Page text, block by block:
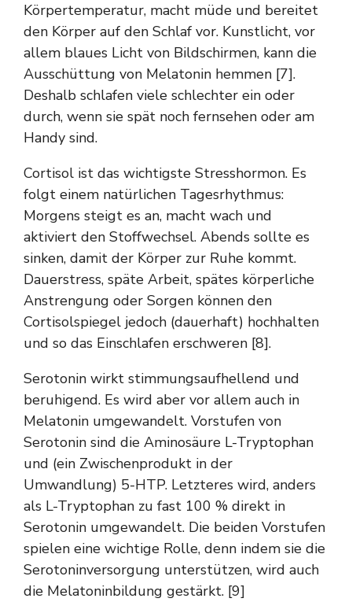
Körpertemperatur, macht müde und bereitet
den Körper auf den Schlaf vor. Kunstlicht, vor
allem blaues Licht von Bildschirmen, kann die
Ausschüttung von Melatonin hemmen [7].
Deshalb schlafen viele schlechter ein oder
durch, wenn sie spät noch fernsehen oder am
Handy sind.
Cortisol ist das wichtigste Stresshormon. Es
folgt einem natürlichen Tagesrhythmus:
Morgens steigt es an, macht wach und
aktiviert den Stoffwechsel. Abends sollte es
sinken, damit der Körper zur Ruhe kommt.
Dauerstress, späte Arbeit, spätes körperliche
Anstrengung oder Sorgen können den
Cortisolspiegel jedoch (dauerhaft) hochhalten
und so das Einschlafen erschweren [8].
Serotonin wirkt stimmungsaufhellend und
beruhigend. Es wird aber vor allem auch in
Melatonin umgewandelt. Vorstufen von
Serotonin sind die Aminosäure L-Tryptophan
und (ein Zwischenprodukt in der
Umwandlung) 5-HTP. Letzteres wird, anders
als L-Tryptophan zu fast 100 % direkt in
Serotonin umgewandelt. Die beiden Vorstufen
spielen eine wichtige Rolle, denn indem sie die
Serotoninversorgung unterstützen, wird auch
die Melatoninbildung gestärkt. [9]